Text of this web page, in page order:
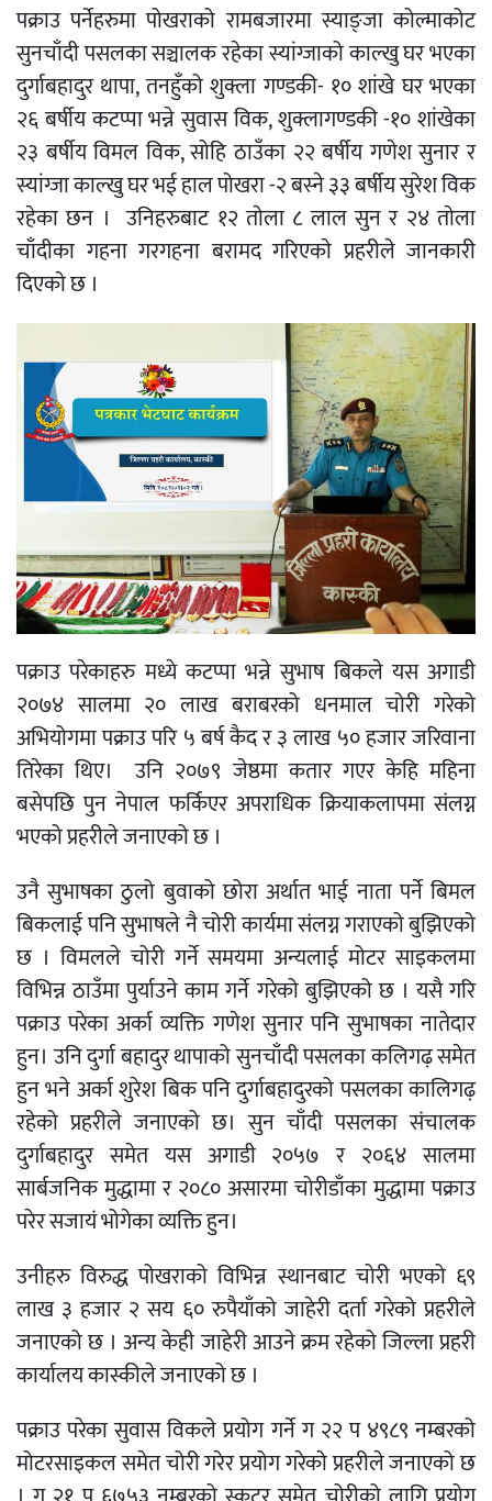
पक्राउ पर्नेहरुमा पोखराको रामबजारमा स्याङ्जा कोल्माकोट
सुनचाँदी पसलका सञ्चालक रहेका स्यांग्जाको काल्खु घर भएका
दुर्गाबहादुर थापा, तनहुँको शुक्ला गण्डकी- १० शांखे घर भएका
२६ बर्षीय कटप्पा भन्ने सुवास विक, शुक्लागण्डकी -१० शांखेका
२३ बर्षीय विमल विक, सोहि ठाउँका २२ बर्षीय गणेश सुनार र
स्यांग्जा काल्खु घर भई हाल पोखरा -२ बस्ने ३३ बर्षीय सुरेश विक
रहेका छन । उनिहरुबाट १२ ताेला ८ लाल सुन र २४ ताेला
चाँदीका गहना गरगहना बरामद गरिएकाे प्रहरीले जानकारी
दिएकाे छ ।
पक्राउ परेकाहरु मध्ये कटप्पा भन्ने सुभाष बिकले यस अगाडी
२०७४ सालमा २० लाख बराबरको धनमाल चोरी गरेको
अभियोगमा पक्राउ परि ५ बर्ष कैद र ३ लाख ५० हजार जरिवाना
तिरेका थिए। उनि २०७९ जेष्ठमा कतार गएर केहि महिना
बसेपछि पुन नेपाल फर्किएर अपराधिक क्रियाकलापमा संलग्न
भएको प्रहरीले जनाएको छ ।
उनै सुभाषका ठुलो बुवाको छोरा अर्थात भाई नाता पर्ने बिमल
बिकलाई पनि सुभाषले नै चोरी कार्यमा संलग्न गराएको बुझिएको
छ । विमलले चोरी गर्ने समयमा अन्यलाई मोटर साइकलमा
विभिन्न ठाउँमा पुर्याउने काम गर्ने गरेको बुझिएको छ । यसै गरि
पक्राउ परेका अर्का व्यक्ति गणेश सुनार पनि सुभाषका नातेदार
हुन। उनि दुर्गा बहादुर थापाको सुनचाँदी पसलका कलिगढ़ समेत
हुन भने अर्का शुरेश बिक पनि दुर्गाबहादुरको पसलका कालिगढ़
रहेको प्रहरीले जनाएको छ। सुन चाँदी पसलका संचालक
दुर्गाबहादुर समेत यस अगाडी २०५७ र २०६४ सालमा
सार्बजनिक मुद्धामा र २०८० असारमा चोरीडाँका मुद्धामा पक्राउ
परेर सजायं भोगेका व्यक्ति हुन।
उनीहरु विरुद्ध पोखराको विभिन्न स्थानबाट चोरी भएको ६९
लाख ३ हजार २ सय ६० रुपैयाँको जाहेरी दर्ता गरेको प्रहरीले
जनाएको छ । अन्य केही जाहेरी आउने क्रम रहेको जिल्ला प्रहरी
कार्यालय कास्कीले जनाएको छ ।
पक्राउ परेका सुवास विकले प्रयोग गर्ने ग २२ प ४९८९ नम्बरको
मोटरसाइकल समेत चोरी गरेर प्रयोग गरेको प्रहरीले जनाएको छ